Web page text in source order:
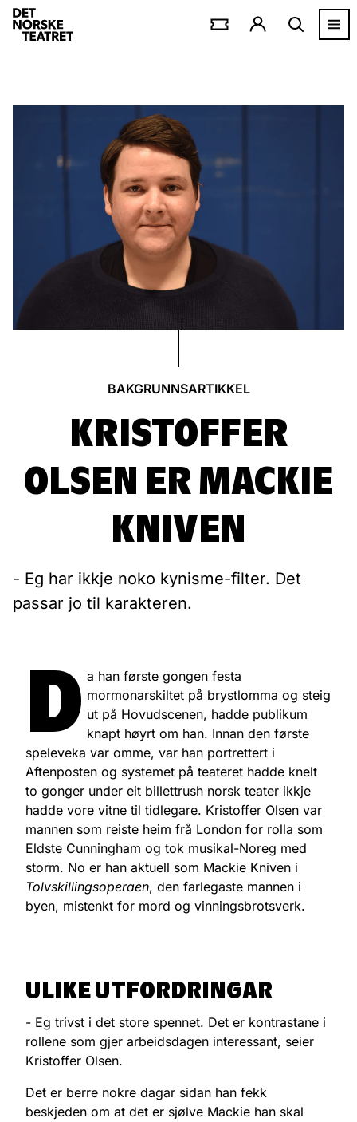
BAKGRUNNSARTIKKEL
KRISTOFFER
OLSEN ER MACKIE
KNIVEN
- Eg har ikkje noko kynisme-filter. Det
passar jo til karakteren.
D a han første gongen festa
mormonarskiltet på brystlomma og steig
ut på Hovudscenen, hadde publikum
knapt høyrt om han. Innan den første
speleveka var omme, var han portrettert i
Aftenposten og systemet på teateret hadde knelt
to gonger under eit billettrush norsk teater ikkje
hadde vore vitne til tidlegare. Kristoffer Olsen var
mannen som reiste heim frå London for rolla som
Eldste Cunningham og tok musikal-Noreg med
storm. No er han aktuell som Mackie Kniven i
Tolvskillingsoperaen, den farlegaste mannen i
byen, mistenkt for mord og vinningsbrotsverk.
ULIKE UTFORDRINGAR
- Eg trivst i det store spennet. Det er kontrastane i
rollene som gjer arbeidsdagen interessant, seier
Kristoffer Olsen.
Det er berre nokre dagar sidan han fekk
beskjeden om at det er sjølve Mackie han skal